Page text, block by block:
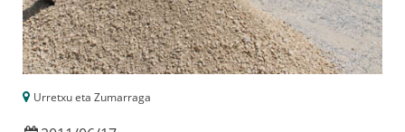
Urretxu eta Zumarraga